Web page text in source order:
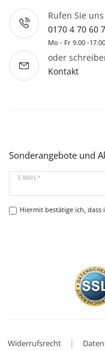
Rufen Sie
0170 4 70 60
Mo - Fr 9.00 -
oder
Kontakt
Sonderangebote und
E-MAIL *
Hiermit bestätige ich, dass
Widerrufsrecht |